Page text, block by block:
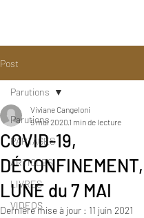
Post
Parutions
PARTAGES
ARTICLES
LIVRES
VIDEOS
Parutions
COVID-19,
LUNE du 7 MAI
Viviane Cangeloni
5 mai 2020 1 min de lecture
Dernière mise à jour : 11 juin 2021